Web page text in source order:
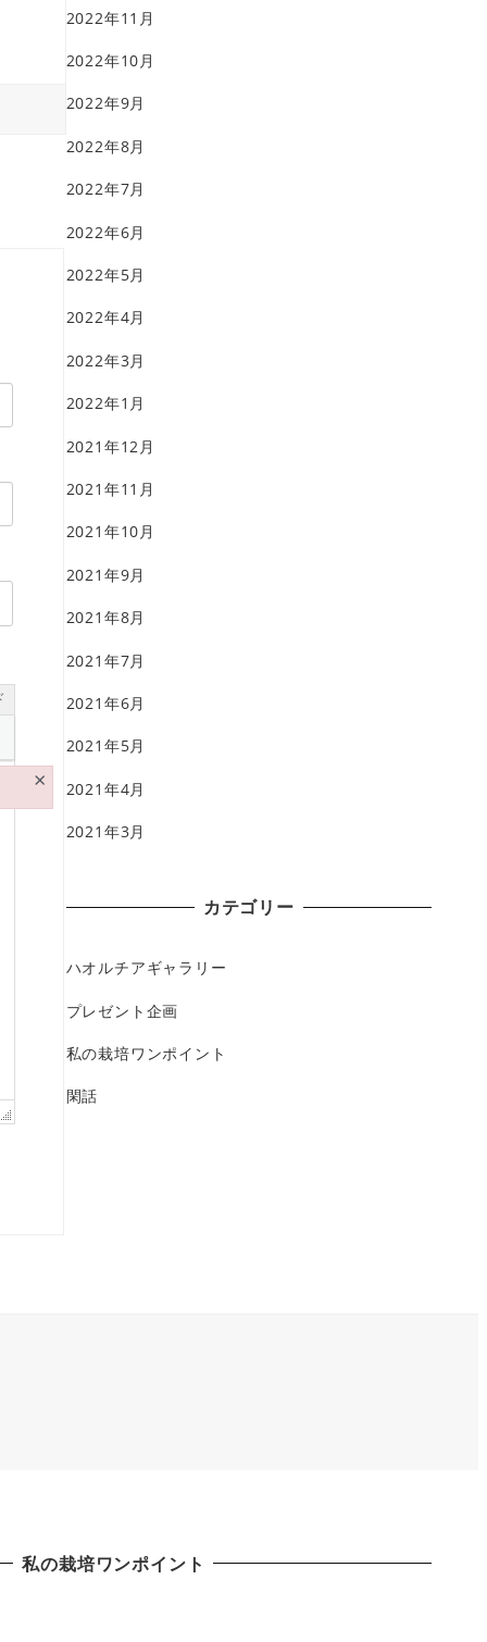
2022年11月
2022年10月
2022年9月
2022年8月
2022年7月
2022年6月
2022年5月
2022年4月
2022年3月
2022年1月
2021年12月
2021年11月
2021年10月
2021年9月
2021年8月
2021年7月
2021年6月
2021年5月
2021年4月
2021年3月
カテゴリー
ハオルチアギャラリー
プレゼント企画
私の栽培ワンポイント
閑話
私の栽培ワンポイント
×